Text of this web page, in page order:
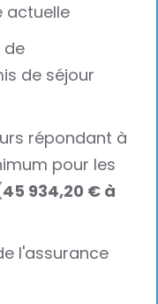
actuelle
de
de séjour
répondant à
pour les
45 934,20 € à
l'assurance